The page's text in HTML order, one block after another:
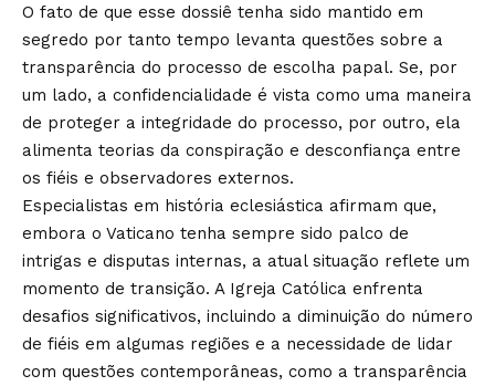
O fato de que esse dossiê tenha sido mantido em
segredo por tanto tempo levanta questões sobre a
transparência do processo de escolha papal. Se, por
um lado, a confidencialidade é vista como uma maneira
de proteger a integridade do processo, por outro, ela
alimenta teorias da conspiração e desconfiança entre
os fiéis e observadores externos.
Especialistas em história eclesiástica afirmam que,
embora o Vaticano tenha sempre sido palco de
intrigas e disputas internas, a atual situação reflete um
momento de transição. A Igreja Católica enfrenta
desafios significativos, incluindo a diminuição do número
de fiéis em algumas regiões e a necessidade de lidar
com questões contemporâneas, como a transparência